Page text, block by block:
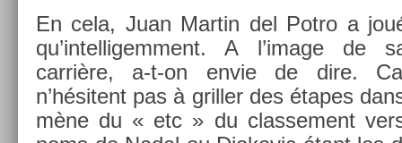
En cela, Juan Mar­tin del Potro a
qu’in­telligem­ment. A l’image de
carrière, a-t-on envie de dire.
n’hésitent pas à grill­er des étapes
mène du « etc » du clas­se­ment